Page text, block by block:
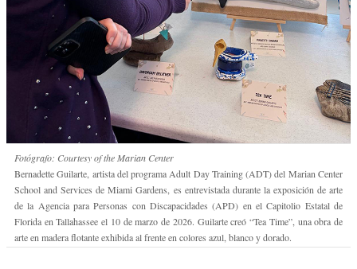
Fotógrafo: Courtesy of the Marian Center
Bernadette Guilarte, artista del programa Adult Day Training (ADT) del Marian Center
School and Services de Miami Gardens, es entrevistada durante la exposición de arte
de la Agencia para Personas con Discapacidades (APD) en el Capitolio Estatal de
Florida en Tallahassee el 10 de marzo de 2026. Guilarte creó “Tea Time”, una obra de
arte en madera flotante exhibida al frente en colores azul, blanco y dorado.